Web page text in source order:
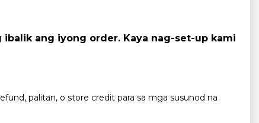
ang iyong order. Kaya nag-set-up kami
palitan, o store credit para sa mga susunod na